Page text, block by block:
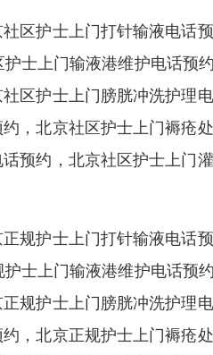
区护士上门打针输液电话
士上门输液港维护电话预
区护士上门膀胱冲洗护理
，北京社区护士上门褥疮
预约，北京社区护士上门
规护士上门打针输液电话
士上门输液港维护电话预
规护士上门膀胱冲洗护理
，北京正规护士上门褥疮